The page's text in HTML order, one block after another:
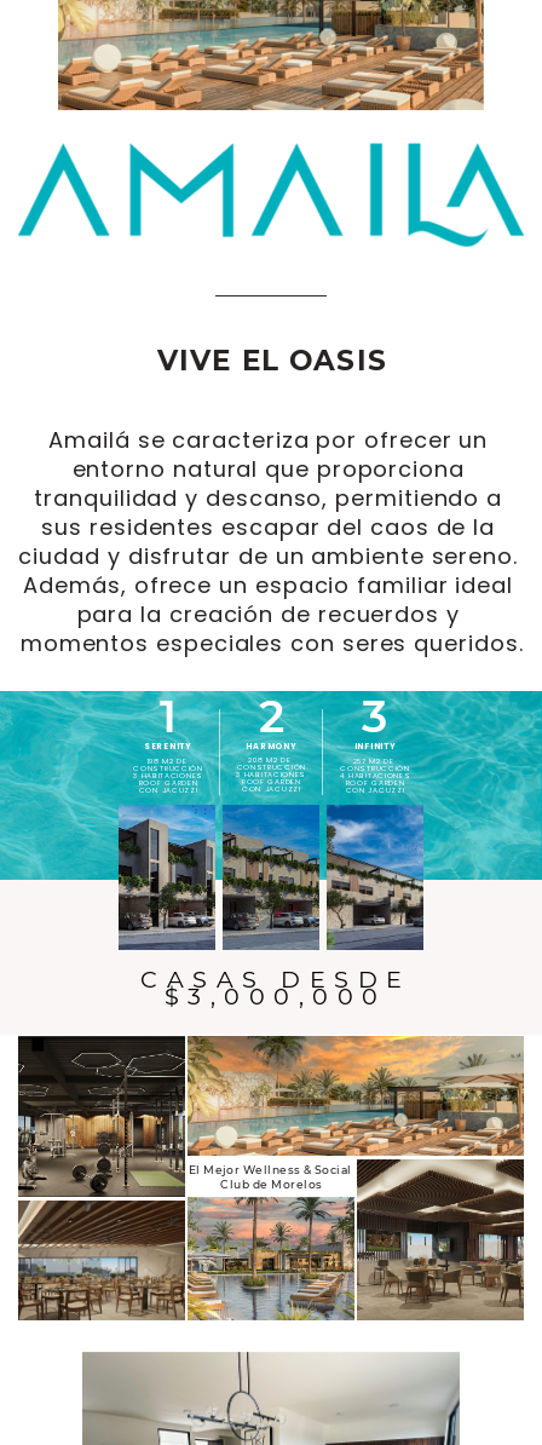
VIVE EL OASIS
Amailá se caracteriza por ofrecer un ​
entorno natural que proporciona ​
tranquilidad y descanso, permitiendo a ​
sus residentes escapar del caos de la ​
ciudad y disfrutar de un ambiente sereno. ​
Además, ofrece un espacio familiar ideal ​
para la creación de recuerdos y ​
momentos especiales con seres queridos.
1
SERENITY
198 M2 DE ​
CONSTRUCCIÓN
3 HABITACIONES
ROOF GARDEN
CON JACUZZI
2
HARMONY
208 M2 DE ​
CONSTRUCCIÓN
3 HABITACIONES
ROOF GARDEN
CON JACUZZI
3
INFINITY
257 M2 DE ​
CONSTRUCCIÓN
4 HABITACIONES
ROOF GARDEN
CON JACUZZI
CASAS DESDE
$3,000,000
El Mejor Wellness & Social ​
Club de Morelos